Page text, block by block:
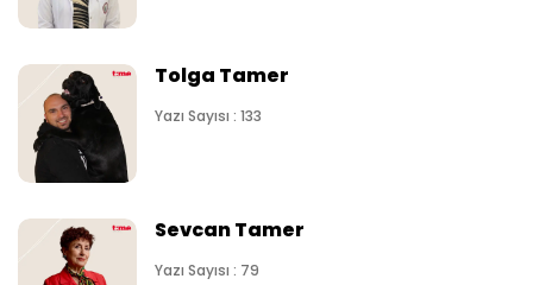
Tolga Tamer
Yazı Sayısı : 133
Sevcan Tamer
Yazı Sayısı : 79